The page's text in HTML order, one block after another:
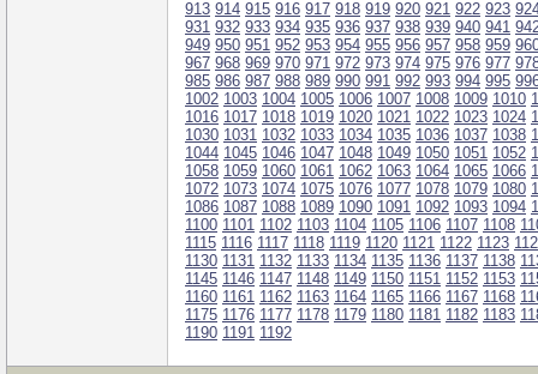
913 914 915 916 917 918 919 920 921 922 923
931 932 933 934 935 936 937 938 939 940 941
949 950 951 952 953 954 955 956 957 958 959
967 968 969 970 971 972 973 974 975 976 977
985 986 987 988 989 990 991 992 993 994 995
1002 1003 1004 1005 1006 1007 1008 1009 1010
1016 1017 1018 1019 1020 1021 1022 1023 1024
1030 1031 1032 1033 1034 1035 1036 1037 1038
1044 1045 1046 1047 1048 1049 1050 1051 1052
1058 1059 1060 1061 1062 1063 1064 1065 1066
1072 1073 1074 1075 1076 1077 1078 1079 1080
1086 1087 1088 1089 1090 1091 1092 1093 1094
1100 1101 1102 1103 1104 1105 1106 1107 1108
1115 1116 1117 1118 1119 1120 1121 1122 1123
1130 1131 1132 1133 1134 1135 1136 1137 1138
1145 1146 1147 1148 1149 1150 1151 1152 1153
1160 1161 1162 1163 1164 1165 1166 1167 1168
1175 1176 1177 1178 1179 1180 1181 1182 1183
1190 1191 1192